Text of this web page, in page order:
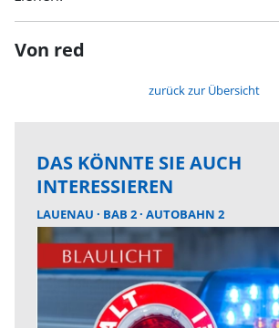
Von red
zurück zur Übersicht
DAS KÖNNTE SIE AUCH
INTERESSIEREN
LAUENAU BAB 2 AUTOBAHN 2